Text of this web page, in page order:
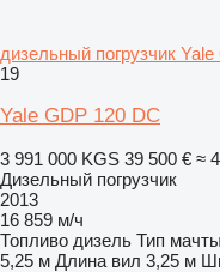
дизельный погрузчик
19
Yale GDP 120 DC
3 991 000 KGS 39 500 € ≈
Дизельный погрузчик
2013
16 859 м/ч
Топливо дизель Тип мачты
5,25 м Длина вил 3,25 м